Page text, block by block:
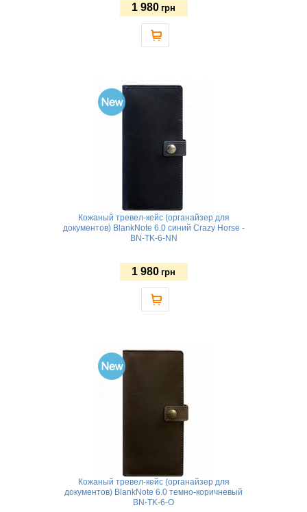
1 980 грн
Кожаный тревел-кейс (органайзер для
документов) BlankNote 6.0 синий Crazy Horse -
BN-TK-6-NN
1 980 грн
Кожаный тревел-кейс (органайзер для
документов) BlankNote 6.0 темно-коричневый
BN-TK-6-O